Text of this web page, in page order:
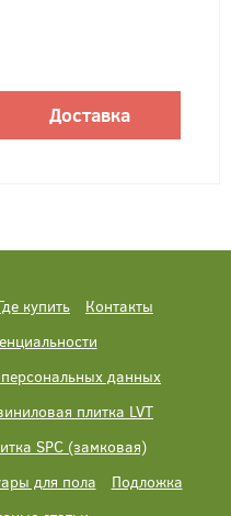
Доставка
купить
Контакты
данных
плитка LVT
SPC (замковая)
для пола
Подложка